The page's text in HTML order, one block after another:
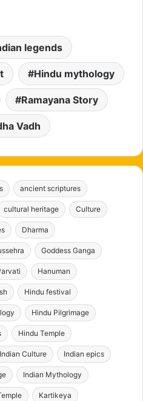
legends
Hindu mythology
Ramayana Story
Vadh
ancient scriptures
cultural heritage Culture
Dharma
Goddess Ganga
Hanuman
Hindu festival
Hindu Pilgrimage
Hindu Temple
Indian Culture Indian epics
Indian Mythology
Kartikeya